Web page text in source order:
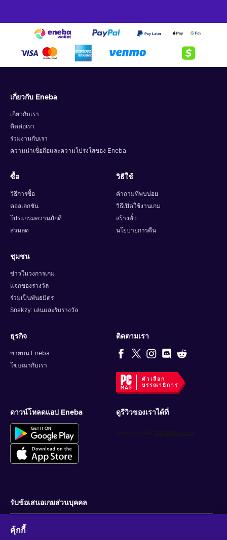
เกี่ยวกับ Eneba
เกี่ยวกับเรา
ติดต่อเรา
ร่วมงานกับเรา
ความน่าเชื่อถือและความโปร่งใสของ Eneba
ซื้อ
วิธีการซื้อ
คอลเลกชัน
โปรแกรมความภักดี
ส่วนลด
วิธีใช้
คำถามที่พบบ่อย
วิธีเปิดใช้งานเกม
สร้างตั๋ว
นโยบายการคืน
ชุมชน
ข่าวในวงการเกม
แจกของรางวัล
ร่วมเป็นพันธมิตร
Snakzy: เล่นและรับรางวัล
ธุรกิจ
ขายบน Eneba
โฆษณากับเรา
ติดตามเรา
ตัวเลือก
บรรณาธิการ
ดาวน์โหลดแอป Eneba ดูรีวิวของเราได้ที่
รับข้อเสนอเกมส่วนบุคคล
คุ้กกี้